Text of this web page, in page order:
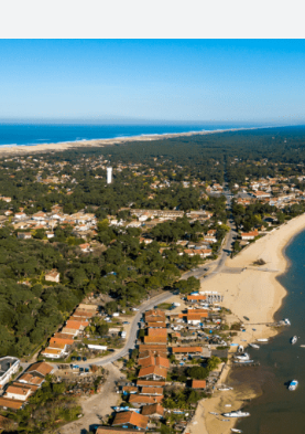
vos
vacances
sur
le
Bassin
d’Arcachon